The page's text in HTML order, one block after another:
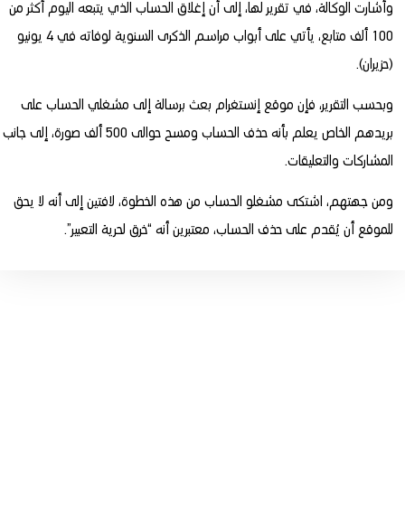
وأشارت الوكالة، في تقرير لها، إلى أن إغلاق الحساب الذي يتبعه اليوم أكثر من
100 ألف متابع، يأتي على أبواب مراسم الذكرى السنوية لوفاته في 4 يونيو
(حزيران).
وبحسب التقرير، فإن موقع إنستغرام بعث برسالة إلى مشغلي الحساب على
بريدهم الخاص يعلم بأنه حذف الحساب ومسح حوالى 500 ألف صورة، إلى جانب
المشاركات والتعليقات.
ومن جهتهم، اشتكى مشغلو الحساب من هذه الخطوة، لافتين إلى أنه لا يحق
للموقع أن يُقدم على حذف الحساب، معتبرين أنه “خرق لحرية التعبير”.